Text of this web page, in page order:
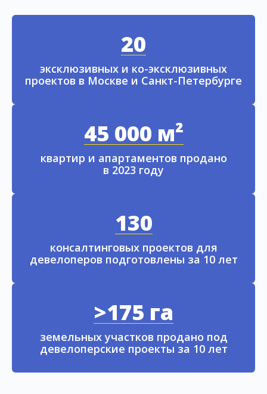
20
эксклюзивных и ко-эксклюзивных
проектов в Москве и Санкт-Петербурге
45 000 м²
квартир и апартаментов продано
в 2023 году
130
консалтинговых проектов для
девелоперов подготовлены за 10 лет
>175 га
земельных участков продано под
девелоперские проекты за 10 лет